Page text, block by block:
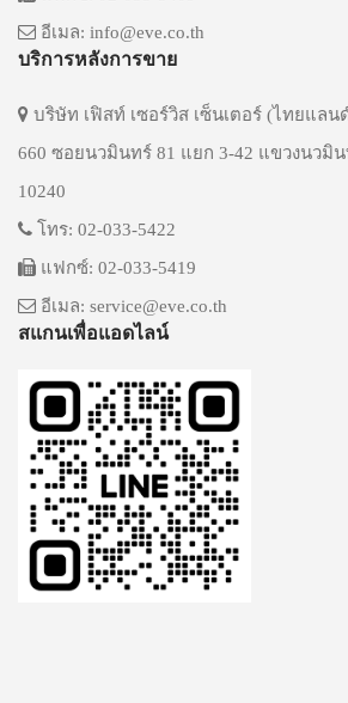
อีเมล: info@eve.co.th
บริการหลังการขาย
บริษัท เฟิสท์ เซอร์วิส เซ็นเตอร์ (ไทยแลน
660 ซอยนวมินทร์ 81 แยก 3-42 แขวงนวมิ
10240
โทร: 02-033-5422
แฟกซ์: 02-033-5419
อีเมล: service@eve.co.th
สแกนเพื่อแอดไลน์